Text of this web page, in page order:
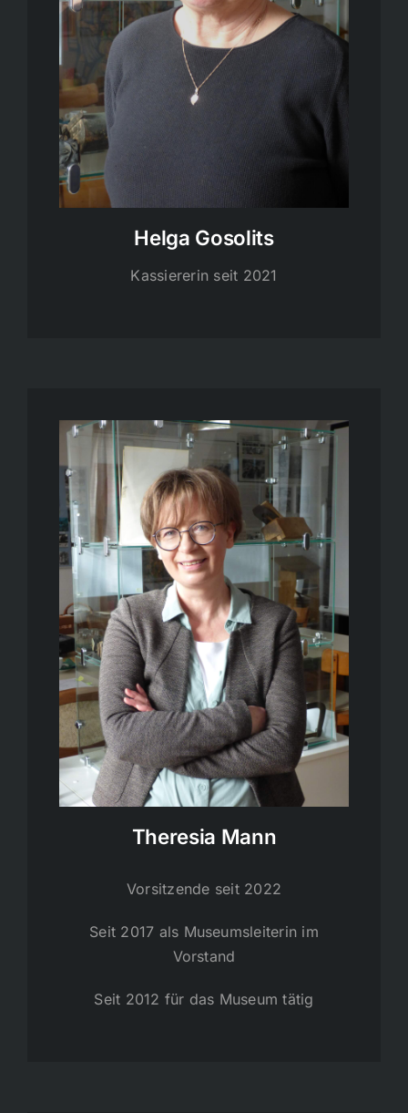
Helga Gosolits
Kassiererin seit 2021
Theresia Mann
Vorsitzende seit 2022
Seit 2017 als Museumsleiterin im
Vorstand
Seit 2012 für das Museum tätig